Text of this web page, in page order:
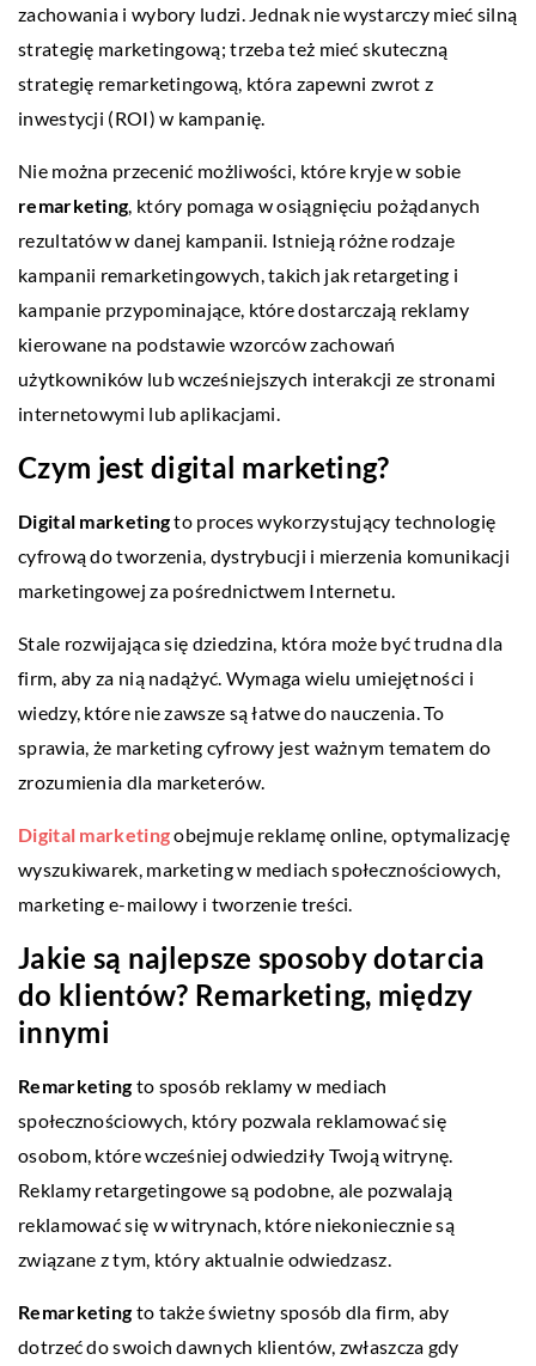
zachowania i wybory ludzi. Jednak nie wystarczy mieć silną
strategię marketingową; trzeba też mieć skuteczną
strategię remarketingową, która zapewni zwrot z
inwestycji (ROI) w kampanię.
Nie można przecenić możliwości, które kryje w sobie
remarketing, który pomaga w osiągnięciu pożądanych
rezultatów w danej kampanii. Istnieją różne rodzaje
kampanii remarketingowych, takich jak retargeting i
kampanie przypominające, które dostarczają reklamy
kierowane na podstawie wzorców zachowań
użytkowników lub wcześniejszych interakcji ze stronami
internetowymi lub aplikacjami.
Czym jest digital marketing?
Digital marketingto proces wykorzystujący technologię
cyfrową do tworzenia, dystrybucji i mierzenia komunikacji
marketingowej za pośrednictwem Internetu.
Stale rozwijająca się dziedzina, która może być trudna dla
firm, aby za nią nadążyć. Wymaga wielu umiejętności i
wiedzy, które nie zawsze są łatwe do nauczenia. To
sprawia, że marketing cyfrowy jest ważnym tematem do
zrozumienia dla marketerów.
Digital marketingobejmuje reklamę online, optymalizację
wyszukiwarek, marketing w mediach społecznościowych,
marketing e-mailowy i tworzenie treści.
Jakie są najlepsze sposoby dotarcia
do klientów? Remarketing, między
innymi
Remarketingto sposób reklamy w mediach
społecznościowych, który pozwala reklamować się
osobom, które wcześniej odwiedziły Twoją witrynę.
Reklamy retargetingowe są podobne, ale pozwalają
reklamować się w witrynach, które niekoniecznie są
związane z tym, który aktualnie odwiedzasz.
Remarketingto także świetny sposób dla firm, aby
dotrzeć do swoich dawnych klientów, zwłaszcza gdy